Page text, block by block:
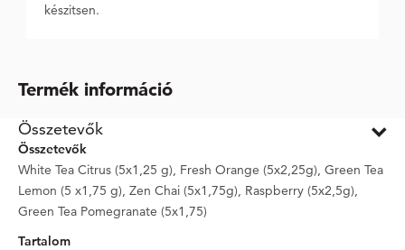
készitsen.
Termék információ
Összetevők
Összetevők
White Tea Citrus (5x1,25 g), Fresh Orange (5x2,25g), Green Tea
Lemon (5 x1,75 g), Zen Chai (5x1,75g), Raspberry (5x2,5g),
Green Tea Pomegranate (5x1,75)
Tartalom